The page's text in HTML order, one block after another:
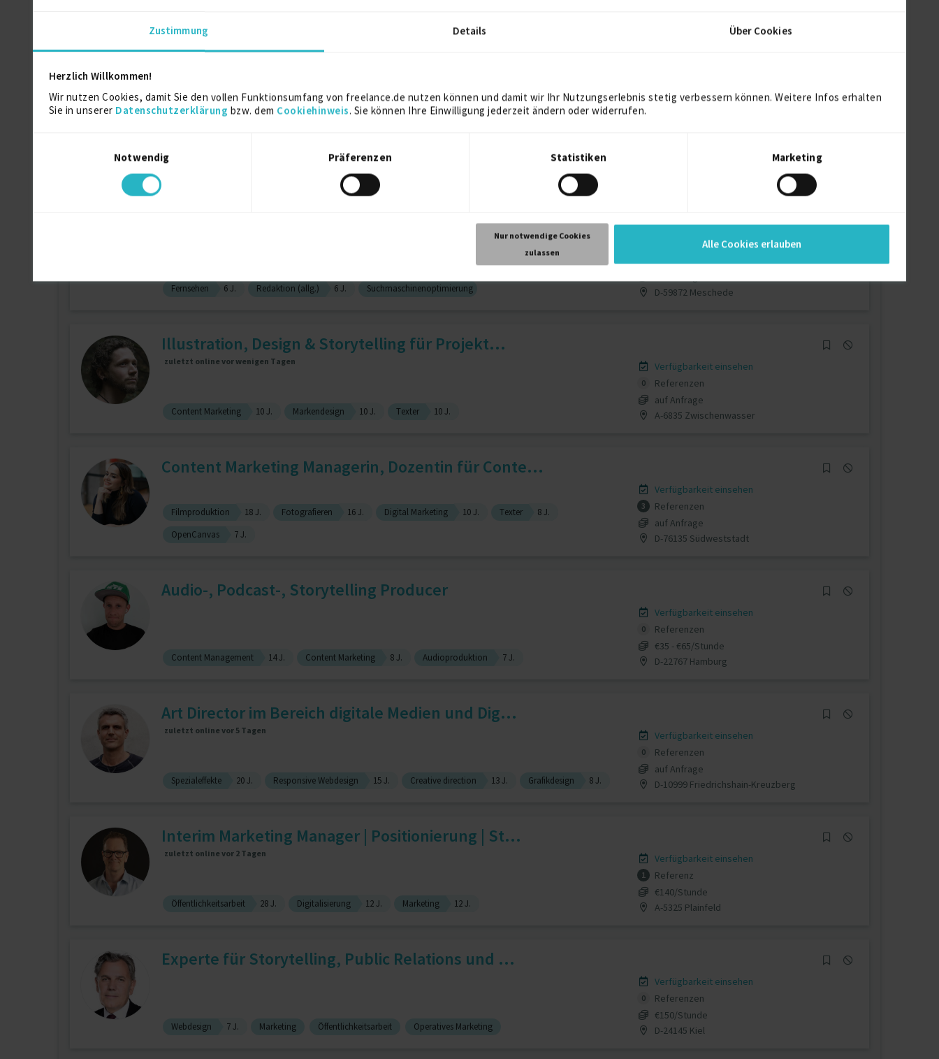
Zustimmung Details Über Cookies
Herzlich Willkommen!
Wir nutzen Cookies, damit Sie den vollen Funktionsumfang von freelance.de nutzen können und damit wir Ihr Nutzungserlebnis stetig verbessern können. Weitere Infos erhalten
Sie in unserer Datenschutzerklärung bzw. dem Cookiehinweis. Sie können Ihre Einwilligung jederzeit ändern oder widerrufen.
Notwendig
Präferenzen Statistiken Marketing
Nur notwendige Cookies
zulassen
Alle Cookies erlauben
Text, Redaktion, Storytelling, Recherche, Lekto...
Content Management 12 J.
Marketing Texterin und Storytelling Expertin
Fernsehen 6 J. Redaktion (allg.) 6 J. Suchmaschinenoptimierung
Verfügbarkeit einsehen
D-59872 Meschede
Illustration, Design & Storytelling für Projekt...
zuletzt online vor wenigen Tagen
Content Marketing 10 J. Markendesign 10 J. Texter 10 J.
Verfügbarkeit einsehen
0
Referenzen
auf Anfrage
A-6835 Zwischenwasser
Content Marketing Managerin, Dozentin für Conte...
Filmproduktion 18 J. Fotografieren 16 J. Digital Marketing 10 J. Texter
8 J.
OpenCanvas
7 J.
Verfügbarkeit einsehen
3
Referenzen
auf Anfrage
D-76135 Südweststadt
Audio-, Podcast-, Storytelling Producer
Content Management 14 J. Content Marketing 8 J. Audioproduktion 7 J.
Verfügbarkeit einsehen
0
Referenzen
€35 - €65/Stunde
D-22767 Hamburg
Art Director im Bereich digitale Medien und Dig...
zuletzt online vor 5 Tagen
Spezialeffekte 20 J. Responsive Webdesign 15 J. Creative direction 13 J. Grafikdesign 8 J.
Verfügbarkeit einsehen
0
Referenzen
auf Anfrage
D-10999 Friedrichshain-Kreuzberg
Interim Marketing Manager | Positionierung | St...
zuletzt online vor 2 Tagen
Öffentlichkeitsarbeit 28 J. Digitalisierung 12 J. Marketing 12 J.
Verfügbarkeit einsehen
1
Referenz
€140/Stunde
A-5325 Plainfeld
Experte für Storytelling, Public Relations und ...
Webdesign 7 J. Marketing Öffentlichkeitsarbeit Operatives Marketing
Verfügbarkeit einsehen
0
Referenzen
€150/Stunde
D-24145 Kiel